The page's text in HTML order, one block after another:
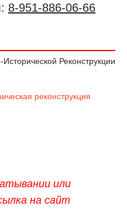
8-951-886-06-66
Реконструкции
реконструкция
или
на сайт